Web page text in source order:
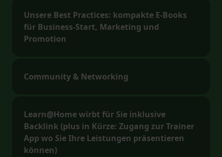
Unsere Best Practices: kompakte E-Books
für Business-Start, Marketing und
Promotion
Community & Networking
Learn@Home wirbt für Sie inklusive
Backlink (plus in Kürze: Zugang zur Trainer
App wo Sie Ihre Leistungen präsentieren
können)